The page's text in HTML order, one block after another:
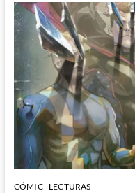
cajeros
y
la
Sirenita:
Wizard,
Guide
to
Comics
#5
CÓMIC LECTURAS